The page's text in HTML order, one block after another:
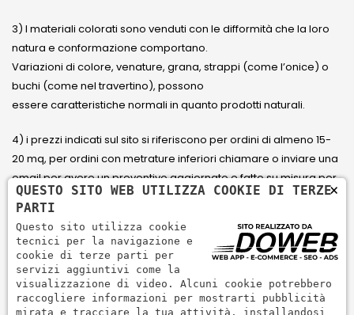
3) I materiali colorati sono venduti con le difformità che la loro
natura e conformazione comportano.
Variazioni di colore, venature, grana, strappi (come l’onice) o
buchi (come nel travertino), possono
essere caratteristiche normali in quanto prodotti naturali.
4) i prezzi indicati sul sito si riferiscono per ordini di almeno 15-
20 mq, per ordini con metrature inferiori chiamare o inviare una
email per avere un preventivo aggiornato e fatto su misura per
il cliente.
5) Paga con Carta di credito Visa, Visa Electron, Maestro,
Mastercard tramite il circuito PayPal. PayPal serve per pagare,
inviare denaro e accettare pagamenti in modo rapido,
semplice e sicuro.
×
QUESTO SITO WEB UTILIZZA COOKIE DI TERZE
PARTI
Questo sito utilizza cookie
tecnici per la navigazione e
cookie di terze parti per
servizi aggiuntivi come la
visualizzazione di video. Alcuni cookie potrebbero
raccogliere informazioni per mostrarti pubblicità
mirata e tracciare la tua attività, installandosi